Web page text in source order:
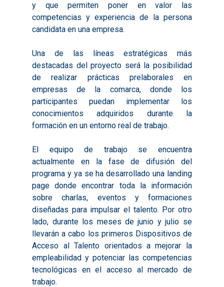
y que permiten poner en valor las
competencias y experiencia de la persona
candidata en una empresa.
Una de las líneas estratégicas más
destacadas del proyecto será la posibilidad
de realizar prácticas prelaborales en
empresas de la comarca, donde los
participantes puedan implementar los
conocimientos adquiridos durante la
formación en un entorno real de trabajo.
El equipo de trabajo se encuentra
actualmente en la fase de difusión del
programa y ya se ha desarrollado una landing
page donde encontrar toda la información
sobre charlas, eventos y formaciones
diseñadas para impulsar el talento. Por otro
lado, durante los meses de junio y julio se
llevarán a cabo los primeros Dispositivos de
Acceso al Talento orientados a mejorar la
empleabilidad y potenciar las competencias
tecnológicas en el acceso al mercado de
trabajo.
Inicio
Presentación
Qué es Avalem
Misiones
Diagnósticos
Objetivos
Valoración de
Experimentales
Procesos de
Territorial
Necesidades
Publicaciones
2016
2017
2018
2019
2020
Infografías
Infografías 2021
Infografías 2022
Infografías 2023
Pactos por el
LABORA
Documentación
Audiovisuales
Noticias